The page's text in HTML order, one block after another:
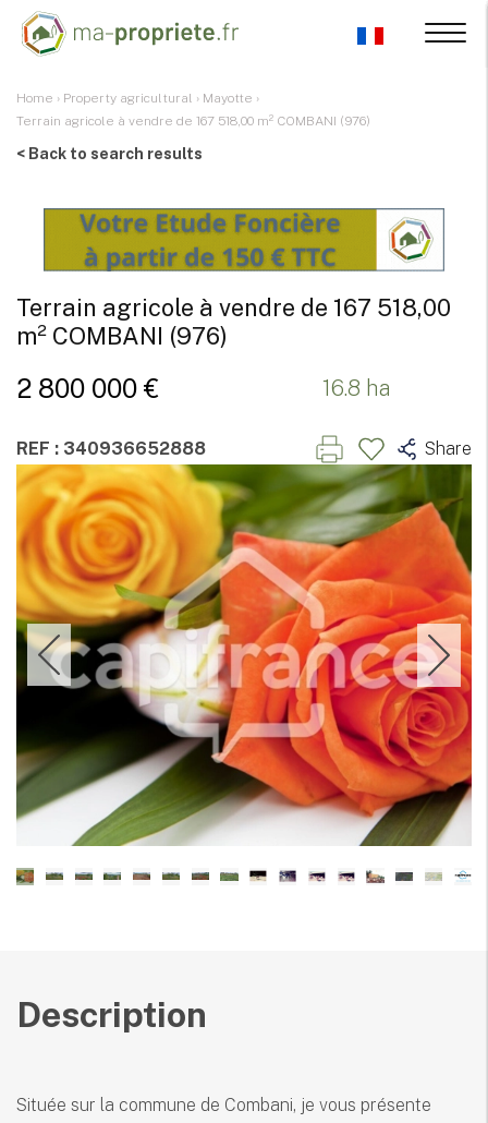
Home › Property agricultural › Mayotte ›
Terrain agricole à vendre de 167 518,00 m² COMBANI (976)
< Back to search results
Terrain agricole à vendre de 167 518,00
m² COMBANI (976)
2 800 000 € 16.8 ha
REF : 340936652888 Share
Description
Située sur la commune de Combani, je vous présente